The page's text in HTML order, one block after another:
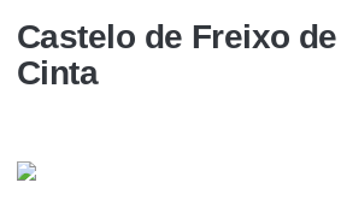
Castelo de Freixo
Cinta